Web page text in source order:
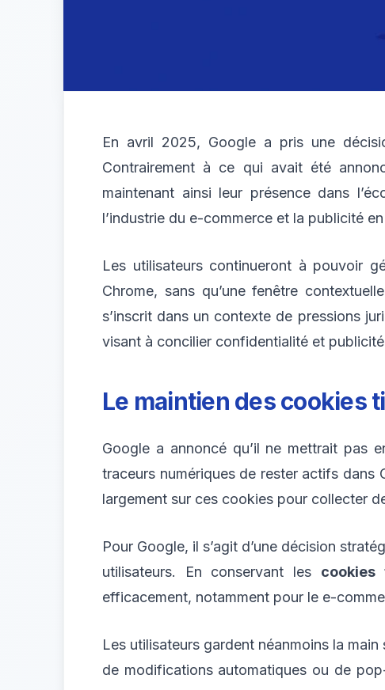
En avril 2025, Google a pris une
Contrairement à ce qui avait été
maintenant ainsi leur présence dans
l’industrie du e-commerce et la publicité
Les utilisateurs continueront à pouvoir
Chrome, sans qu’une fenêtre
s’inscrit dans un contexte de pressions
visant à concilier confidentialité et
Le maintien descookies
Google a annoncé qu’il ne mettrait pas
traceurs numériques de rester actifs dans
largement sur ces cookies pour collecter
Pour Google, il s’agit d’une décision
utilisateurs. En conservant les cookies
efficacement, notamment pour le e-
Les utilisateurs gardent néanmoins la
de modifications automatiques ou de